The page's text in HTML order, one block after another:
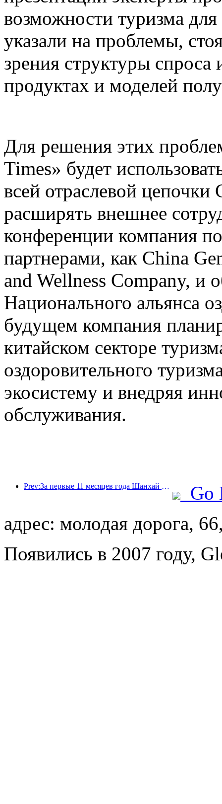
возможности туризма
указали на проблемы,
зрения структуры
продуктах и моделей
Для решения этих
Times» будет
всей отраслевой
расширять внешнее
конференции компания
партнерами, как China
and Wellness Company, и
Национального альянса
будущем компания
китайском секторе
оздоровительного
экосистему и внедряя
обслуживания.
Prev:За первые 11 месяцев года Шанхай принял 8,282 миллиона иностранных туристов, что превзошло первоначальные ожидания.
Go
адрес: молодая дорога,
Появились в 2007 году,